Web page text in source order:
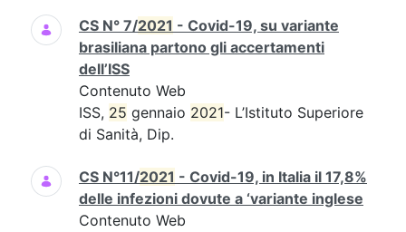
CS N° 7/2021 - Covid-19, su variante
brasiliana partono gli accertamenti
dell’ISS
Contenuto Web
ISS, 25 gennaio 2021- L’Istituto Superiore
di Sanità, Dip.
CS N°11/2021 - Covid-19, in Italia il 17,8%
delle infezioni dovute a ‘variante inglese
Contenuto Web